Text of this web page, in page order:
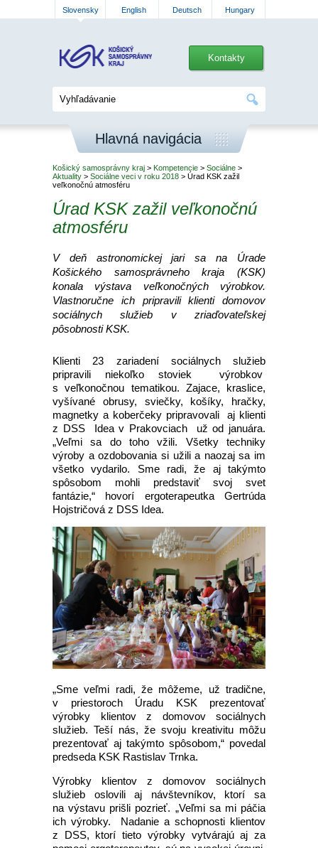
Slovensky English Deutsch Hungary
Kontakty
Hlavná navigácia
Košický samosprávny kraj > Kompetencie > Sociálne >
Aktuality > Sociálne veci v roku 2018 > Úrad KSK zažil
veľkonočnú atmosféru
Úrad KSK zažil veľkonočnú
atmosféru
V deň astronomickej jari sa na Úrade
Košického samosprávneho kraja (KSK)
konala výstava veľkonočných výrobkov.
Vlastnoručne ich pripravili klienti domovov
sociálnych služieb v zriaďovateľskej
pôsobnosti KSK.
Klienti 23 zariadení sociálnych služieb
pripravili niekoľko stoviek výrobkov
s veľkonočnou tematikou. Zajace, kraslice,
vyšívané obrusy, sviečky, košíky, hračky,
magnetky a koberčeky pripravovali aj klienti
z DSS Idea v Prakovciach už od januára.
„Veľmi sa do toho vžili. Všetky techniky
výroby a ozdobovania si užili a naozaj sa im
všetko vydarilo. Sme radi, že aj takýmto
spôsobom mohli predstaviť svoj svet
fantázie,“ hovorí ergoterapeutka Gertrúda
Hojstričová z DSS Idea.
„Sme veľmi radi, že môžeme, už tradične,
v priestoroch Úradu KSK prezentovať
výrobky klientov z domovov sociálnych
služieb. Teší nás, že svoju kreativitu môžu
prezentovať aj takýmto spôsobom,“ povedal
predseda KSK Rastislav Trnka.
Výrobky klientov z domovov sociálnych
služieb oslovili aj návštevníkov, ktorí sa
na výstavu prišli pozrieť. „Veľmi sa mi páčia
ich výrobky. Nadanie a schopnosti klientov
z DSS, ktorí tieto výrobky vytvárajú aj za